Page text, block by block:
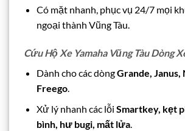
Có mặt nhanh, phục vụ 24/7 mọi
ngoại thành Vũng Tàu.
Cứu Hộ Xe Yamaha Vũng Tàu Dòng
Dành cho các dòngGrande, Janus,
Freego.
Xử lý nhanh các lỗi Smartkey, kẹt
bình, hư bugi, mất lửa.